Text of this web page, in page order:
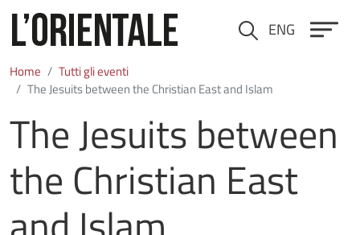
Cerca ENG
Home
Tutti gli eventi
The Jesuits between the Christian East and Islam
The Jesuits between
the Christian East